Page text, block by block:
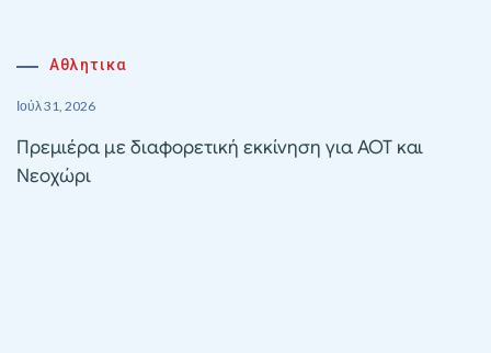
Αθλητικα
Ιούλ 31, 2026
Πρεμιέρα με διαφορετική εκκίνηση για ΑΟΤ και
Νεοχώρι